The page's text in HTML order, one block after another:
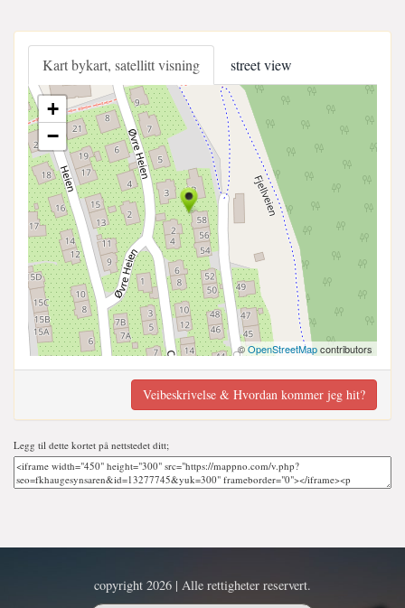
Kart bykart, satellitt visning street view
+
−
©OpenStreetMapcontributors
Veibeskrivelse & Hvordan kommer jeg hit?
Legg til dette kortet på nettstedet ditt;
copyright 2026 | Alle rettigheter reservert.